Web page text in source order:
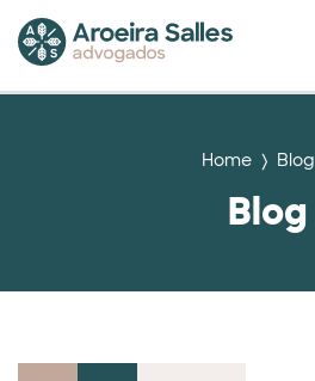
Home Blog
Blog